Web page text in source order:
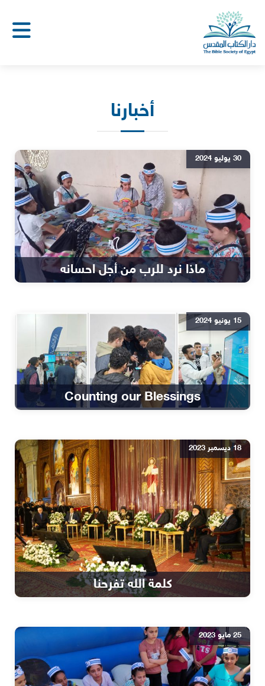
أخبارنا
30 يوليو 2024
ماذا نرد للرب من أجل احسانه
15 يونيو 2024
Counting our Blessings
18 ديسمبر 2023
كلمة الله تفرحنا
25 مايو 2023